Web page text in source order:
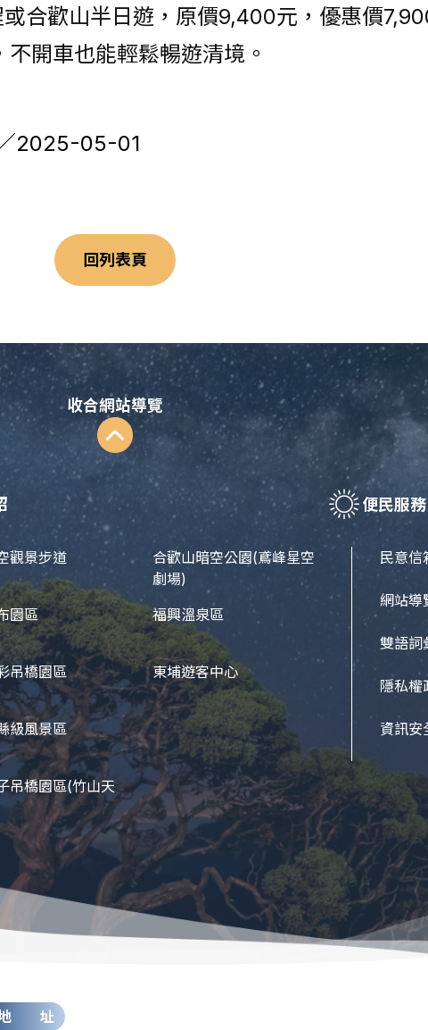
合歡山半日遊，原價9,400元，優惠價
開車也能輕鬆暢遊清境。
2025-05-01
回列表頁
收合網站導覽
觀景步道
園區
吊橋園區
級風景區
吊橋園區(竹山天
合歡山暗空公園(鳶峰星空
劇場)
福興溫泉區
東埔遊客中心
便民服務
民意信
網站導
雙語詞
隱私權
資訊安
址